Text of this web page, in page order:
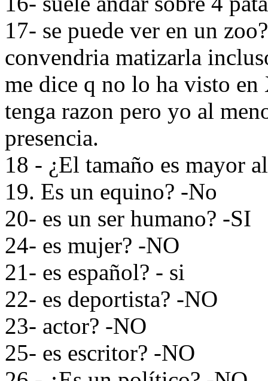
17- se puede ver en un
convendria matizarla
me dice q no lo ha visto en
tenga razon pero yo al
presencia.
18 - ¿El tamaño es mayor
19. Es un equino? -No
20- es un ser humano? -SI
24- es mujer? -NO
21- es español? - si
22- es deportista? -NO
23- actor? -NO
25- es escritor? -NO